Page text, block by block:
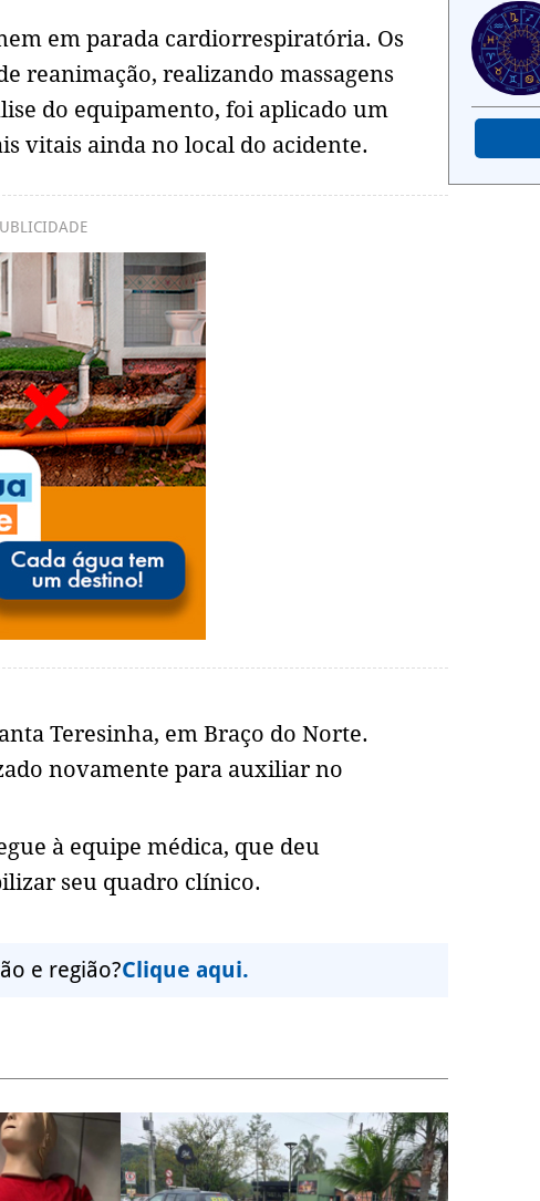
em parada cardiorrespiratória. Os
reanimação, realizando massagens
do equipamento, foi aplicado um
vitais ainda no local do acidente.
Teresinha, em Braço do Norte.
novamente para auxiliar no
à equipe médica, que deu
seu quadro clínico.
e região?Clique aqui.